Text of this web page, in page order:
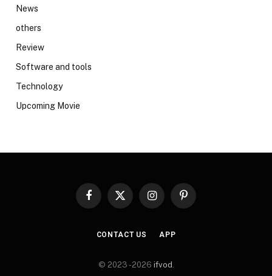
News
others
Review
Software and tools
Technology
Upcoming Movie
Facebook
X
InstagramPinterest
CONTACT US APP
© 2023 -2026 ifvod